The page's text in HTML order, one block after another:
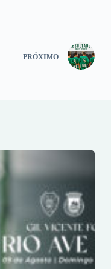
PRÓXIMO